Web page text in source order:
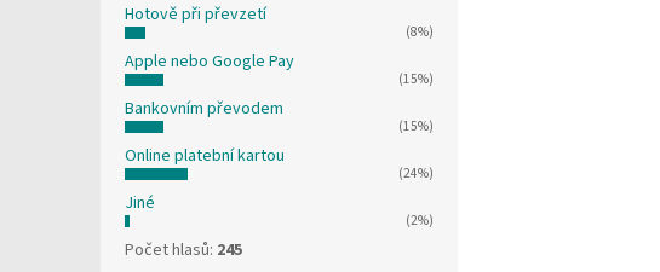
Hotově při převzetí
(8%)
Apple nebo Google Pay
(15%)
Bankovním převodem
(15%)
Online platební kartou
(24%)
Jiné
(2%)
Počet hlasů: 245